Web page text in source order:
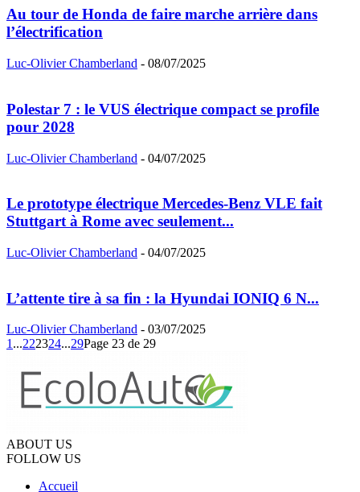
Au tour de Honda de faire marche arrière dans
l’électrification
Luc-Olivier Chamberland - 08/07/2025
Polestar 7 : le VUS électrique compact se profile
pour 2028
Luc-Olivier Chamberland - 04/07/2025
Le prototype électrique Mercedes-Benz VLE fait
Stuttgart à Rome avec seulement...
Luc-Olivier Chamberland - 04/07/2025
L’attente tire à sa fin : la Hyundai IONIQ 6 N...
Luc-Olivier Chamberland - 03/07/2025
1 ...222324...29Page 23 de 29
ABOUT US
FOLLOW US
Accueil